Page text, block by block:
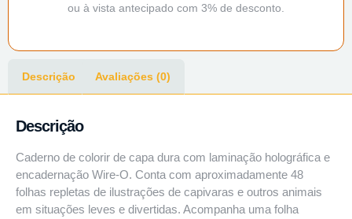
ou à vista antecipado com 3% de desconto.
Descrição Avaliações (0)
Descrição
Caderno de colorir de capa dura com laminação holográfica e
encadernação Wire-O. Conta com aproximadamente 48
folhas repletas de ilustrações de capivaras e outros animais
em situações leves e divertidas. Acompanha uma folha